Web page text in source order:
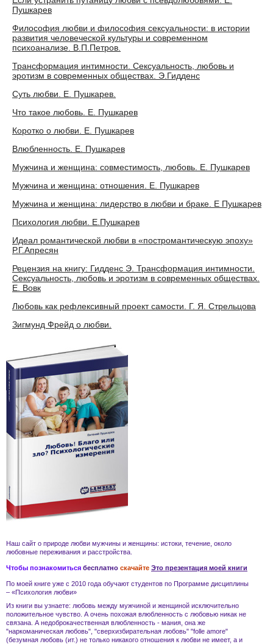
Пушкарев
Философия любви и философия сексуальности: в истории
развития человеческой культуры и современном
психоанализе. В.П.Петров.
Трансформация интимности. Сексуальность, любовь и
эротизм в современных обществах. Э.Гидденс
Суть любви. Е. Пушкарев.
Что такое любовь. Е. Пушкарев
Коротко о любви. Е. Пушкарев
Влюбленность. Е. Пушкарев
Мужчина и женщина: совместимость, любовь. Е. Пушкарев
Мужчина и женщина: отношения. Е. Пушкарев
Мужчина и женщина: лидерство в любви и браке. Е Пушкарев
Психология любви. Е.Пушкарев
Идеал романтической любви в «постромантическую эпоху»
Р.Г.Апресян
Рецензия на книгу: Гидденс Э. Трансформация интимности.
Сексуальность, любовь и эротизм в современных обществах.
Е. Вовк
Любовь как рефлексивный проект самости. Г. Я. Стрельцова
Зигмунд Фрейд о любви.
Наш сайт о природе любви мужчины и женщины: истоки, течение, около
любовные переживания и расстройства
Чтобы познакомиться бесплатно скачайте Это презентация моей книги
По моей книге уже с 2010 года обучают студентов по Программе дисциплины
– «Психология любви»
Из книги вы узнаете: любовь между мужчиной и женщиной исключительно
положительное чувство. А очень похожая влюбленность с любовью никак не
связана. А недоброкачественная влюбленность - мания , она же
"наркоманическая любовь", "сверхизбирательная любовь" "folle amore"
(безумная любовь (ит.) не только никакого отношения к любви не имеет, а и